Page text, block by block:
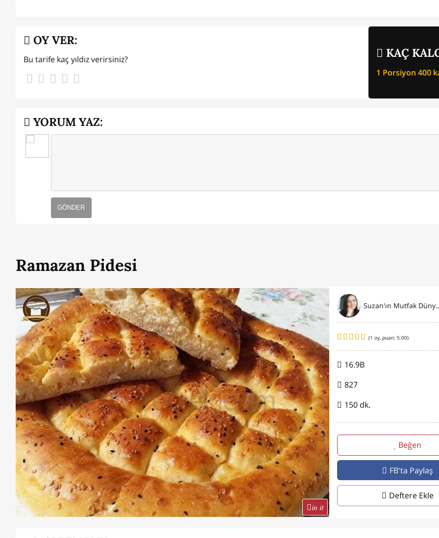
KAÇ
1 Porsiyon 400
OY VER:
Bu tarife kaç yıldız verirsiniz?
YORUM YAZ:
GÖNDER
Ramazan Pidesi
in it
Suzan'ın
(1 oy, puan: 5.00)
16.9B
827
150 dk.
Beğen
FB'ta Paylaş
Deftere Ekle